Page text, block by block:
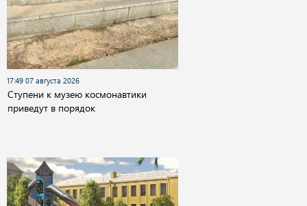
17:49 07 августа 2026
Cтупени к музею космонавтики
приведут в порядок